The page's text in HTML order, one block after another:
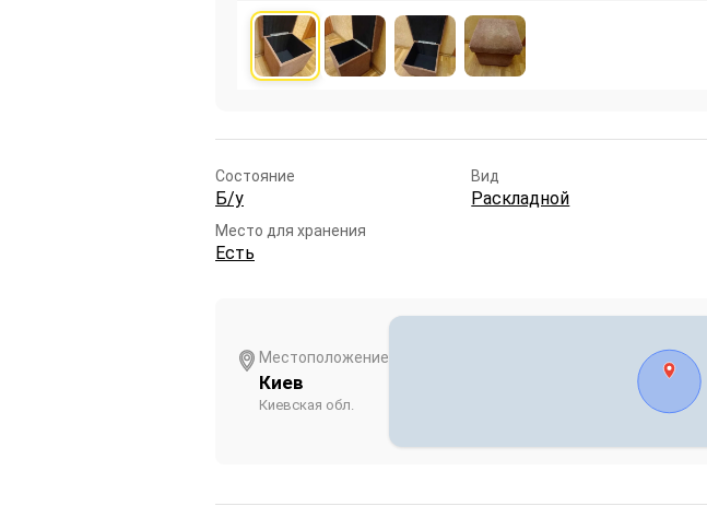
Состояние
Б/у
Вид
Раскладной
Место для хранения
Есть
Местоположение
Киев
Киевская обл.